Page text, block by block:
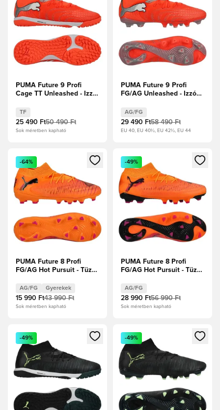
PUMA Future 9 Profi
Cage TT Unleashed - Izzó
Fekete/Puma ezüst
TF
25 490 Ft50 490 Ft
Sok méretben kapható
PUMA Future 9 Profi
FG/AG Unleashed - Izzó
Fekete/Puma ezüst
AG/FG
29 490 Ft58 490 Ft
EU 40, EU 40½, EU 42½, EU 44
Megnyit egy modált a bejelentkezéshez vagy a tagként
-64%
PUMA Future 8 Profi
FG/AG Hot Pursuit - Tüzes
Fekete/Ravish Gyerek
AG/FG Gyerekek
15 990 Ft43 990 Ft
Sok méretben kapható
Megnyit egy modált a
-49%
PUMA Future 8 Profi
FG/AG Hot Pursuit - Tüzes
Fekete/Ravish
AG/FG
28 990 Ft56 990 Ft
Sok méretben kapható
Megnyit egy modált a bejelentkezéshez vagy a tagként
-49%
Megnyit egy modált a
-49%